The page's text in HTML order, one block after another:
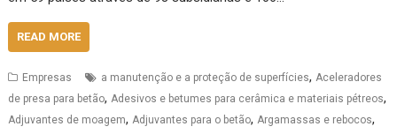
READ MORE
Empresas a manutenção e a proteção de superfícies, Aceleradores
de presa para betão, Adesivos e betumes para cerâmica e materiais pétreos,
Adjuvantes de moagem, Adjuvantes para o betão, Argamassas e rebocos,